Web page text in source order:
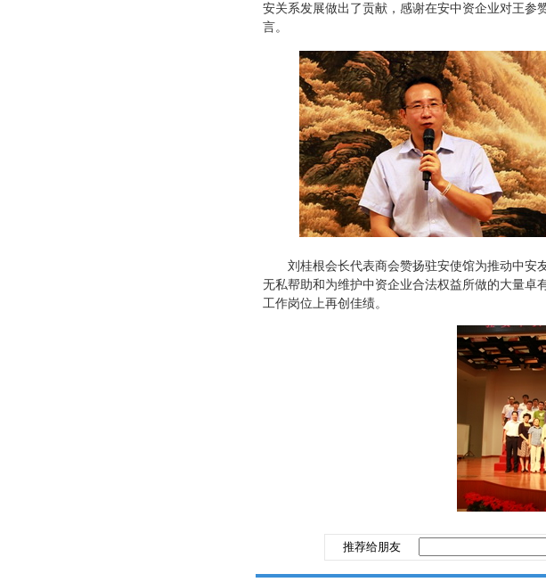
安关系发展做出了贡献，感谢在安中资企业对王参
言。
刘桂根会长代表商会赞扬驻安使馆为推动中安
无私帮助和为维护中资企业合法权益所做的大量卓
工作岗位上再创佳绩。
推荐给朋友